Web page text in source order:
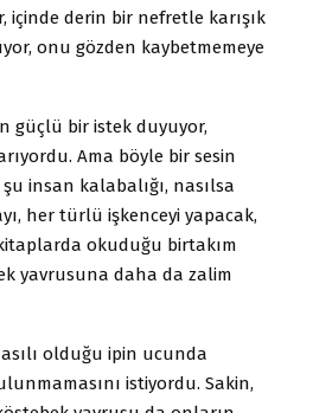
içinde derin bir nefretle karışık
onu gözden kaybetmemeye
güçlü bir istek duyuyor,
Ama böyle bir sesin
insan kalabalığı, nasılsa
her türlü işkenceyi yapacak,
okuduğu birtakım
yavrusuna daha da zalim
olduğu ipin ucunda
istiyordu. Sakin,